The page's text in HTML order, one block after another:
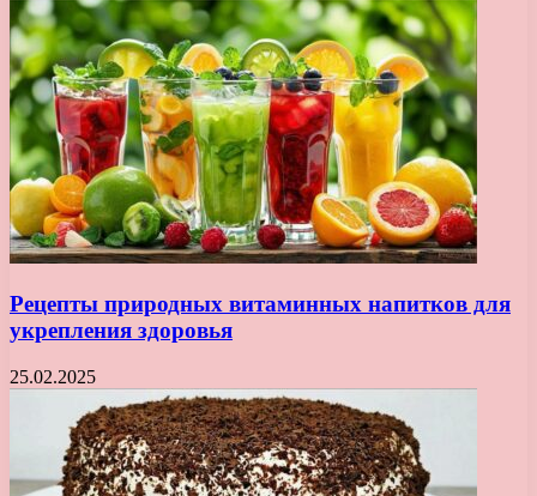
Рецепты природных витаминных напитков для
укрепления здоровья
25.02.2025